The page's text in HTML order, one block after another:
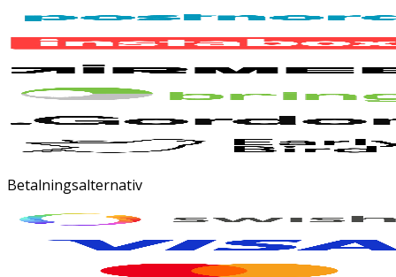
Betalningsalternativ